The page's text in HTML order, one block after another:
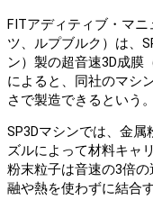
FITアディティブ・マ
ツ、ルプブルク）は、
ン）製の超音速3D成膜
によると、同社のマシ
さで製造できるという。
SP3Dマシンでは、金
ズルによって材料キャ
粉末粒子は音速の3倍
融や熱を使わずに結合す